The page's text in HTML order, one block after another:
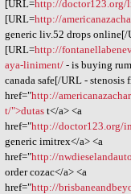
[URL=http://doctor123.org/
[URL=http://
generic liv.52 drops online[/
[URL=http://
aya-liniment/- is buying
canada safe[/URL - stenosis
href="http://
t/">dutast</a> <a
href="http://doctor123.org/
generic imitrex</a> <a
href="http://
order cozac</a> <a
href="http://